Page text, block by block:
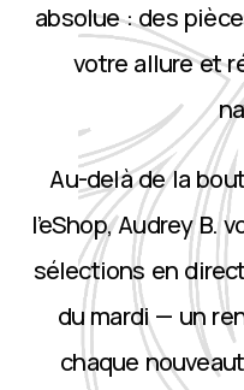
absolue : des
votre allure et
Au-delà de la
l’eShop, Audrey B.
sélections en
du mardi — un
chaque